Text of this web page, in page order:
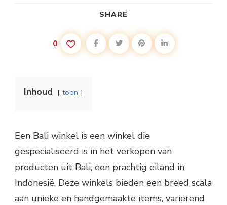
SHARE
0
Inhoud toon
Een Bali winkel is een winkel die
gespecialiseerd is in het verkopen van
producten uit Bali, een prachtig eiland in
Indonesië. Deze winkels bieden een breed scala
aan unieke en handgemaakte items, variërend